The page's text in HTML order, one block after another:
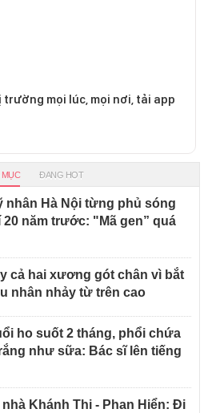
mọi lúc, mọi nơi, tải app
ĐANG HOT
nhân Hà Nội từng phủ sóng
20 năm trước: "Mã gen” quá
cả hai xương gót chân vì bắt
nhân nhảy từ trên cao
ho suốt 2 tháng, phổi chứa
như sữa: Bác sĩ lên tiếng
nhà Khánh Thi - Phan Hiển: Đi